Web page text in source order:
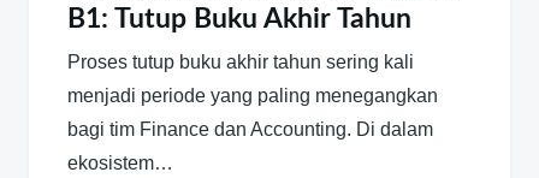
B1: Tutup Buku Akhir Tahun
Proses tutup buku akhir tahun sering kali
menjadi periode yang paling menegangkan
bagi tim Finance dan Accounting. Di dalam
ekosistem…